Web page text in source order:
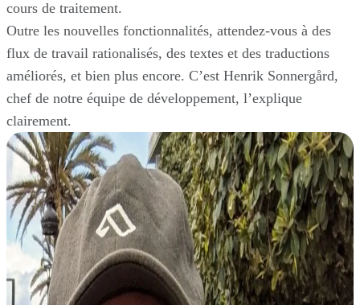
cours de traitement.
Outre les nouvelles fonctionnalités, attendez-vous à des
flux de travail rationalisés, des textes et des traductions
améliorés, et bien plus encore. C’est Henrik Sonnergård,
chef de notre équipe de développement, l’explique
clairement.